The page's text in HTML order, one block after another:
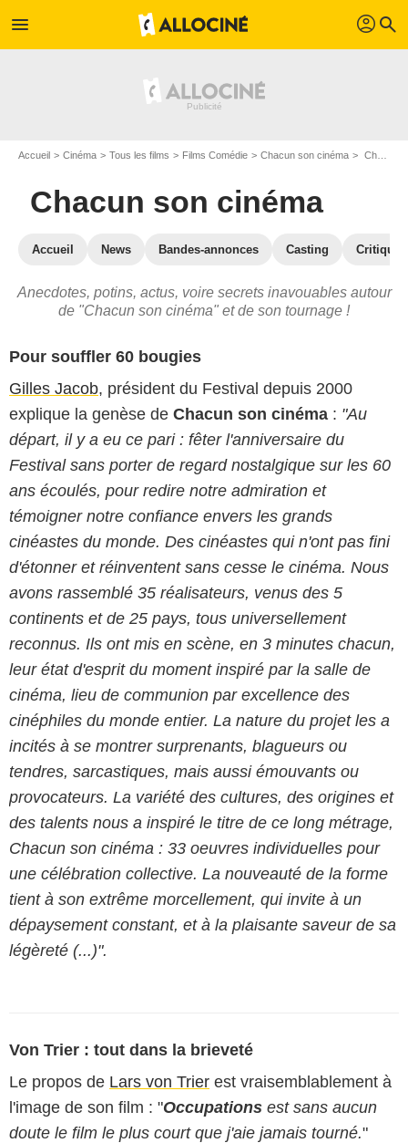
menu profil search
Accueil Cinéma Tous les films Films Comédie Chacun son cinéma Chacun son cinéma : les secrets du tournage
Chacun son cinéma
Accueil News Bandes-annonces Casting
Anecdotes, potins, actus, voire secrets inavouables autour
de "Chacun son cinéma" et de son tournage !
Pour souffler 60 bougies
Gilles Jacob, président du Festival depuis 2000
explique la genèse de Chacun son cinéma : "Au
départ, il y a eu ce pari : fêter l'anniversaire du
Festival sans porter de regard nostalgique sur les 60
ans écoulés, pour redire notre admiration et
témoigner notre confiance envers les grands
cinéastes du monde. Des cinéastes qui n'ont pas fini
d'étonner et réinventent sans cesse le cinéma. Nous
avons rassemblé 35 réalisateurs, venus des 5
continents et de 25 pays, tous universellement
reconnus. Ils ont mis en scène, en 3 minutes chacun,
leur état d'esprit du moment inspiré par la salle de
cinéma, lieu de communion par excellence des
cinéphiles du monde entier. La nature du projet les a
incités à se montrer surprenants, blagueurs ou
tendres, sarcastiques, mais aussi émouvants ou
provocateurs. La variété des cultures, des origines et
des talents nous a inspiré le titre de ce long métrage,
Chacun son cinéma : 33 oeuvres individuelles pour
une célébration collective. La nouveauté de la forme
tient à son extrême morcellement, qui invite à un
dépaysement constant, et à la plaisante saveur de sa
légèreté (...)".
Von Trier : tout dans la brieveté
Le propos de Lars von Trier est vraisemblablement à
l'image de son film : "Occupations est sans aucun
doute le film le plus court que j'aie jamais tourné."